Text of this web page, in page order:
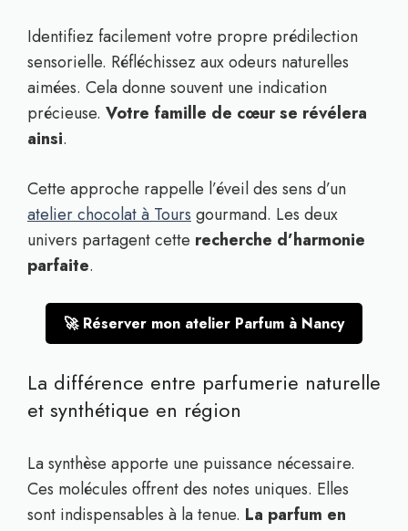
Identifiez facilement votre propre prédilection
sensorielle. Réfléchissez aux odeurs naturelles
aimées. Cela donne souvent une indication
précieuse. Votre famille de cœur se révélera
ainsi.
Cette approche rappelle l’éveil des sens d’un
atelier chocolat à Toursgourmand. Les deux
univers partagent cette recherche d’harmonie
parfaite.
🚀 Réserver mon atelier Parfum à Nancy
La différence entre parfumerie naturelle
et synthétique en région
La synthèse apporte une puissance nécessaire.
Ces molécules offrent des notes uniques. Elles
sont indispensables à la tenue. La parfum en